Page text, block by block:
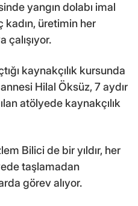
yangın dolabı imal
kadın, üretimin her
çalışıyor.
kaynakçılık kursunda
Hilal Öksüz, 7 aydır
atölyede kaynakçılık
Bilici de bir yıldır, her
taşlamadan
görev alıyor.